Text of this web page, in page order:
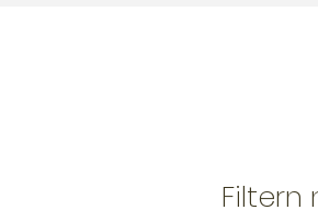
Filtern